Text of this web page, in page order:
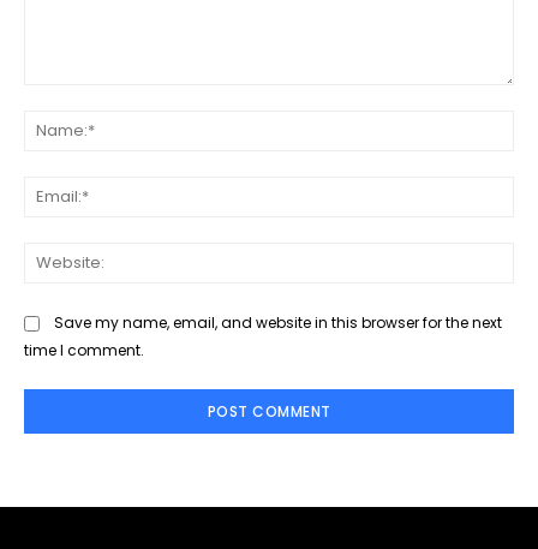
Save my name, email, and website in this browser for the next
time I comment.